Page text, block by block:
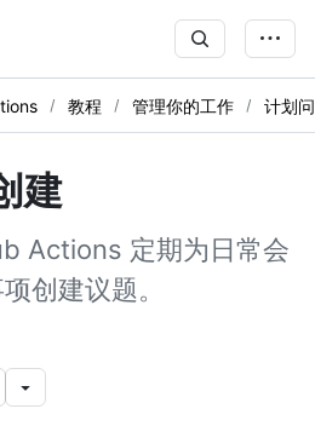
教程 管理你的工作 计划
建
Actions 定期为日常会
创建议题。